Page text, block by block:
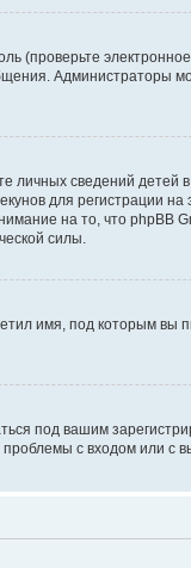
(проверьте
Администраторы
личных сведений
для регистрации
на то, что
силы.
имя, под которым вы
под вашим
с входом или